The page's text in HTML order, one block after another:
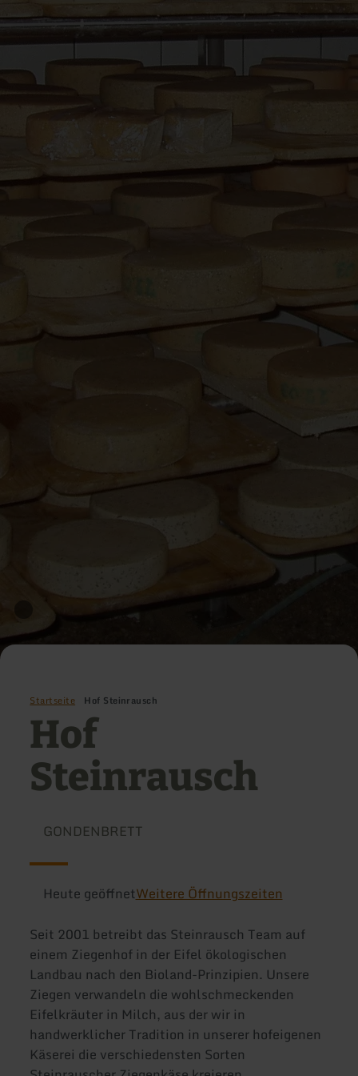
Startseite Hof Steinrausch
Hof
Steinrausch
GONDENBRETT
Heute geöffnetWeitere Öffnungszeiten
Seit 2001 betreibt das Steinrausch Team auf
einem Ziegenhof in der Eifel ökologischen
Landbau nach den Bioland-Prinzipien. Unsere
Ziegen verwandeln die wohlschmeckenden
Eifelkräuter in Milch, aus der wir in
handwerklicher Tradition in unserer hofeigenen
Käserei die verschiedensten Sorten